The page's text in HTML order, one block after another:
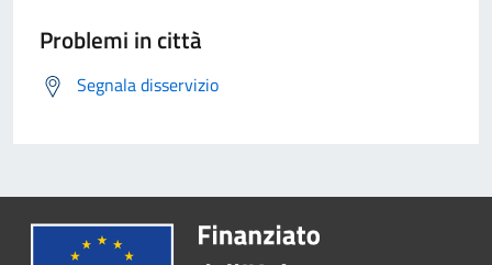
Problemi in città
Segnala disservizio